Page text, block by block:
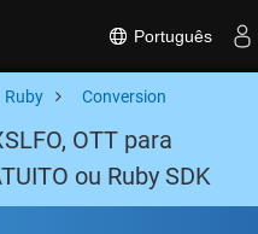
Português
Ruby Conversion
OTT para
ou Ruby SDK